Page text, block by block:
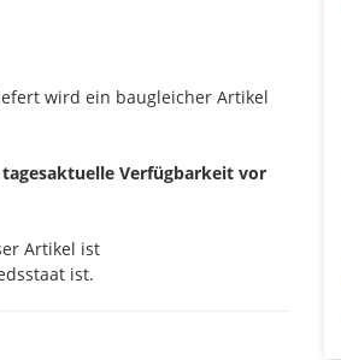
wird ein baugleicher Artikel
Verfügbarkeit vor
Artikel ist
ist.